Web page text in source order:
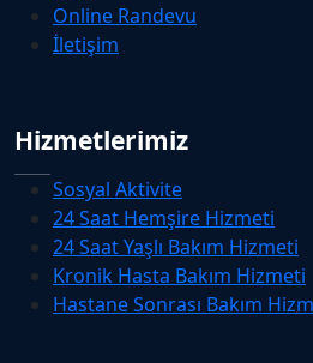
Online Randevu
İletişim
Hizmetlerimiz
Sosyal Aktivite
24 Saat Hemşire Hizmeti
24 Saat Yaşlı Bakım Hizmeti
Kronik Hasta Bakım Hizmeti
Hastane Sonrası Bakım